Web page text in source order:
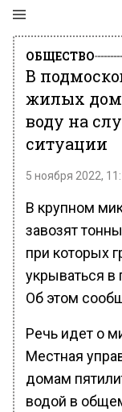
ОБЩЕСТВО
В
жилых
воду на
ситуации
5 ноября 2022,
В крупном
завозят
при которых
укрываться
Об этом
Речь идет о
Местная
домам
водой в